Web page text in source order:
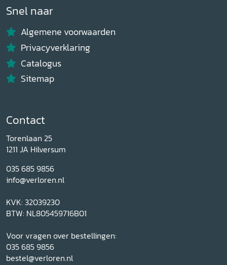
Snel naar
Algemene voorwaarden
Privacyverklaring
Catalogus
Sitemap
Contact
Torenlaan 25
1211 JA Hilversum
035 685 9856
info@verloren.nl
KVK: 32039230
BTW: NL805459716B01
Voor vragen over bestellingen:
035 685 9856
bestel@verloren.nl